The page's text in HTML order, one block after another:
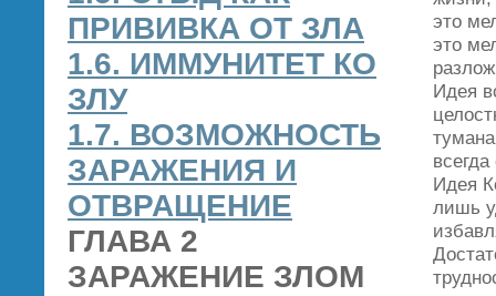
ПРИВИВКА ОТ ЗЛА
1.6. ИММУНИТЕТ КО
ЗЛУ
1.7. ВОЗМОЖНОСТЬ
ЗАРАЖЕНИЯ И
ОТВРАЩЕНИЕ
ГЛАВА 2
ЗАРАЖЕНИЕ ЗЛОМ
это
это
Идея
всегда
Идея
лишь